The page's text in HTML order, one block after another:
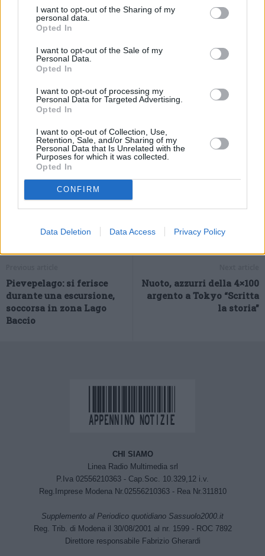
I want to opt-out of the Sharing of my
personal data.
Opted In
I want to opt-out of the Sale of my
Personal Data.
Opted In
I want to opt-out of processing my
Personal Data for Targeted Advertising.
Opted In
I want to opt-out of Collection, Use,
Retention, Sale, and/or Sharing of my
Personal Data that Is Unrelated with the
Purposes for which it was collected.
Opted In
CONFIRM
Data Deletion Data Access Privacy Policy
cosa ho fatto, quanto è importante questa medaglia. Per ora mi
godo il momento, sto navigando su un’onda altissima e non
sera ho fatto fatica ad addormentarmi, tanti pensieri mi sono
passati per la testa. Anche ricordando la tradizione vincente della
rana italiana: sono contentissimo di essere entrato in questo
Olimpo. Il mio obiettivo era questo e ora posso dirlo. Sapevo di
(ITALPRESS).
Pievepelago: si ferisce
durante una escursione,
soccorsa in zona Lago
Baccio
Nuoto, azzurri della 4×100
argento a Tokyo “Scritta
la storia”
CHI SIAMO
Linea Radio Multimedia srl
P.Iva 02556210363 - Cap.Soc. 10.329,12 i.v.
Reg.Imprese Modena Nr.02556210363 - Rea Nr.311810
Supplemento al Periodico quotidiano Sassuolo2000.it
Reg. Trib. di Modena il 30/08/2001 al nr. 1599 - ROC 7892
Direttore responsabile Fabrizio Gherardi